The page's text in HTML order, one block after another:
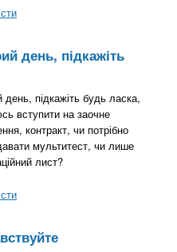
день, підкажіть
день, підкажіть будь ласка,
вступити на заочне
контракт, чи потрібно
мультитест, чи лише
лист?